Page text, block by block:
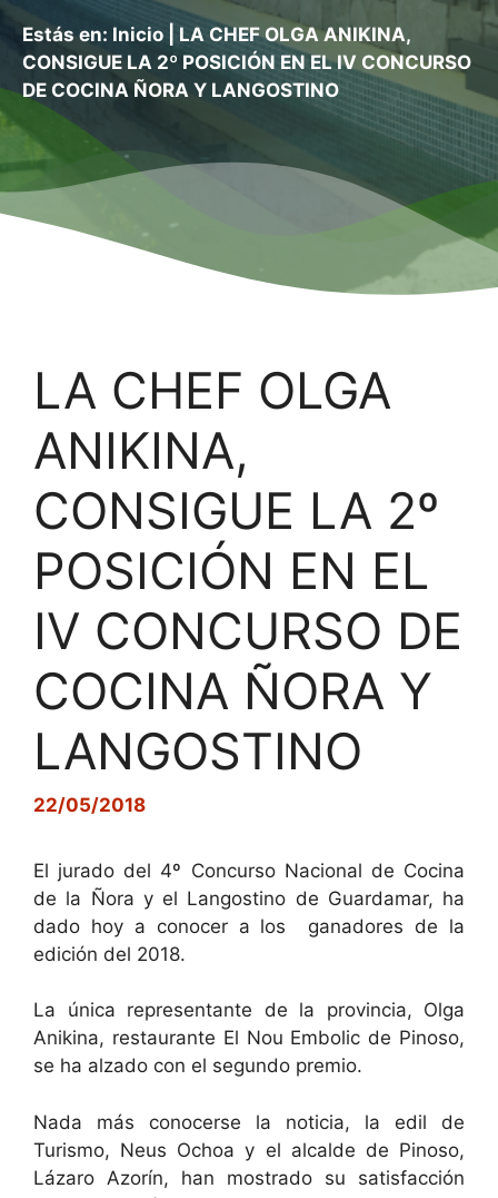
Estás en: Inicio
LA CHEF OLGA ANIKINA,
CONSIGUE LA 2º POSICIÓN EN EL IV CONCURSO
DE COCINA ÑORA Y LANGOSTINO
LA CHEF OLGA
ANIKINA,
CONSIGUE LA 2º
POSICIÓN EN EL
IV CONCURSO DE
COCINA ÑORA Y
LANGOSTINO
22/05/2018
El jurado del 4º Concurso Nacional de Cocina
de la Ñora y el Langostino de Guardamar, ha
dado hoy a conocer a los ganadores de la
edición del 2018.
La única representante de la provincia, Olga
Anikina, restaurante El Nou Embolic de Pinoso,
se ha alzado con el segundo premio.
Nada más conocerse la noticia, la edil de
Turismo, Neus Ochoa y el alcalde de Pinoso,
Lázaro Azorín, han mostrado su satisfacción